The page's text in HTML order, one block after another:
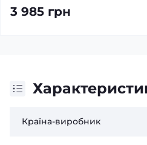
3 985 грн
Країна-виробник